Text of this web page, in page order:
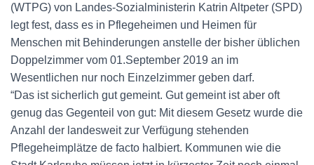
(WTPG) von Landes-Sozialministerin Katrin Altpeter (SPD)
legt fest, dass es in Pflegeheimen und Heimen für
Menschen mit Behinderungen anstelle der bisher üblichen
Doppelzimmer vom 01.September 2019 an im
Wesentlichen nur noch Einzelzimmer geben darf.
“Das ist sicherlich gut gemeint. Gut gemeint ist aber oft
genug das Gegenteil von gut: Mit diesem Gesetz wurde die
Anzahl der landesweit zur Verfügung stehenden
Pflegeheimplätze de facto halbiert. Kommunen wie die